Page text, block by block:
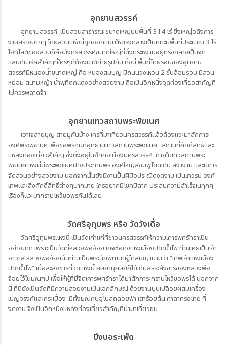
อุทยานสวรรค์
อุทยานสวรรค์ เป็นสวนสาธารณะขนาดใหญ่บนพื้นที่ 314 ไร่ ยิ่งใหญ่อลังการ
งานสร้างมากๆ โดยสวนแห่งนี้ถูกออกแบบให้ตรงกลางเป็นเกาะมีพื้นที่ประมาณ 3 ไร่
ไฮท์ไลต์ของสวนก็คือมังกรสวรรค์ขนาดใหญ่ที่ตั้งตระหง่านอยู่ตรงกลางเป็นจุด
แลนด์มาร์คสำคัญที่ใครๆก็ต้องมาด์ถ่ายรูปกัน ทั้งนี้ พื้นที่โดยรอบของอุทยาน
สวรรค์มีหนองน้ำขนาดใหญ่ คือ หนองสมบุญ มีถนนวงเหวน 2 ชั้นล้อมรอบ มีสวน
หย่อม สนามหญ้า น้ำพุที่ตกแต่งอย่างสวยงาม ถือเป็นอีกหนึ่งจุดท่องเที่ยวสำคัญที่
ไม่ควรพลาดจ้า
อุทยานเทวสถานพระพิฆเนศ
เอาใจสายบุญ สายมูกันบ้าง ใครที่มาเที่ยวนครสวรรค์แล้วต้องแวะมาสักการะ
องค์พระพิฆเนศ เพื่อขอพรกันที่อุทยานเทวสถานพระพิฆเนศ สถานที่ศักดิ์สิทธิ์และ
แหล่งท่องเที่ยวสำคัญ ซึ่งตั้งอยู่ในอำเภอเมืองนครสวรรค์ ภายในเทวสถานพระ
พิฆเนศแห่งนี้มีพระพิฆเนศปางประทานพร องค์ใหญ่สีชมพูโดดเด่น สง่างาม และมีการ
จัดสวนอย่างสวยงาม นอกจากนั้นยังมีงานปั้นฝีมือประณีตงดงาม เป็นเทวรูป องค์
เทพและสิ่งศักดิ์สิทธิ์ต่างๆมากมาย ใครอยากมีโชคมีลาภ ประสบความสำเร็จในทุกๆ
เรื่องก็แวะมากราบไหว้ขอพรกันได้เลย
วัดศรีอุทุมพร หรือ วัดวังเดื่อ
วัดศรีอุทุมพรแห่งนี้ เป็นวัดเก่าแก่ที่ชาวนครสวรรค์ให้ความเคารพศรัทธาเป็น
อย่างมาก เพราะเป็นวัดที่หลวงพ่อจ้อย เกจิชื่อดังแห่งเมืองปากน้ำโพ ท่านเคยเป็นเจ้า
อาวาส หลวงพ่อจ้อยนั้นท่านเป็นพระนักพัฒนาผู้ได้สมญานามว่า “เทพเจ้าแห่งเมือง
ปากน้ำโพ” เมื่อละสังขารที่วัดแห่งนี้ ศิษยานุศิษย์ก็ได้เก็บสรีระสังขารของหลวงพ่อ
จ้อยไว้ในมณฑป เพื่อให้ผู้ที่มีจิตเคารพศรัทธาได้มาสักการะกราบไหว้ขอพรได้ นอกจาก
นี้ ที่นี่ยังเป็นวัดที่มีความสวยงามเป็นเอกลักษณ์ ด้วยงานปูนเปลือยผสมเครื่อง
เบญจรงค์และกระเบื้อง มีทั้งมณฑปอุโบสถลอยฟ้า เสาร้อยต้น ศาลาทรงไทย ที่
งดงาม จึงเป็นอีกหนึ่งแหล่งท่องเที่ยวสำคัญที่น่ามาเที่ยวชม
บึงบอระเพ็ด